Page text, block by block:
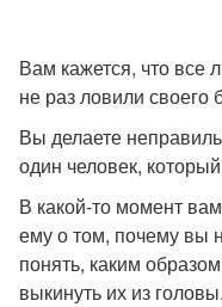
Вам кажется, что все
не раз ловили
Вы делаете
один человек,
В какой-то момент
ему о том, почему вы
понять, каким
выкинуть их из головы.